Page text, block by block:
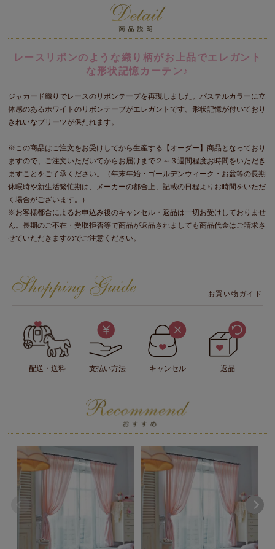
レースリボンのような織り柄がお上品でエレガント
な形状記憶カーテン♪
ジャカード織りでレースのリボンテープを再現しました。パステルカラーに立
体感のあるホワイトのリボンテープがエレガントです。形状記憶が付いており
きれいなプリーツが保たれます。
※この商品はご注文をお受けしてから生産する【オーダー】商品となっており
ますので、ご注文いただいてからお届けまで２～３週間程度お時間をいただき
ますことをご了承ください。（年末年始・ゴールデンウィーク・お盆等の長期
休暇時や新生活繁忙期は、メーカーの都合上、記載の日程よりお時間をいただ
く場合がございます。）
※お客様都合によるお申込み後のキャンセル・返品は一切お受けしておりませ
ん。長期のご不在・受取拒否等で商品が返品されましても商品代金はご請求さ
せていただきますのでご注意ください。
お買い物ガイド
配送・送料 支払い方法 キャンセル 返品